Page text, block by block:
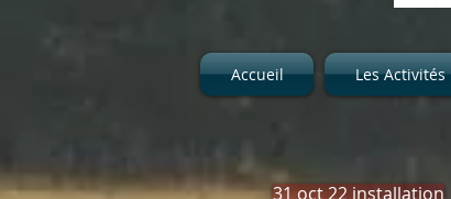
Accueil Les Activités
31 oct 22 installation